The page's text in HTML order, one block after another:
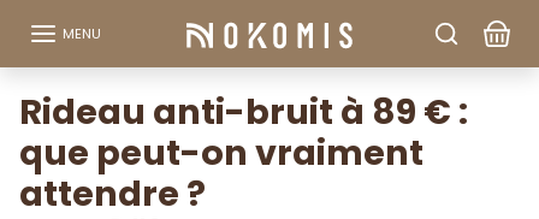
MENU
Rideau anti-bruit à 89 € :
que peut-on vraiment
attendre ?